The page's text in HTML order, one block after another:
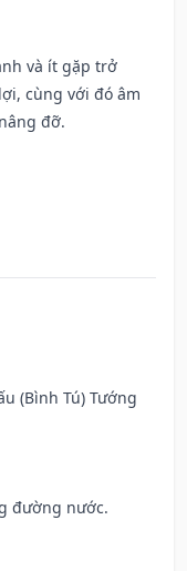
và ít gặp trở
cùng với đó âm
đỡ.
(Bình Tú) Tướng
đường nước.